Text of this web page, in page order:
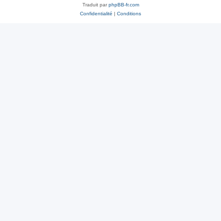
Traduit parphpBB-fr.com
Confidentialité | Conditions